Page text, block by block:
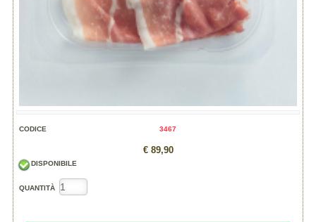
CODICE 3467
€ 89,90
DISPONIBILE
QUANTITÀ